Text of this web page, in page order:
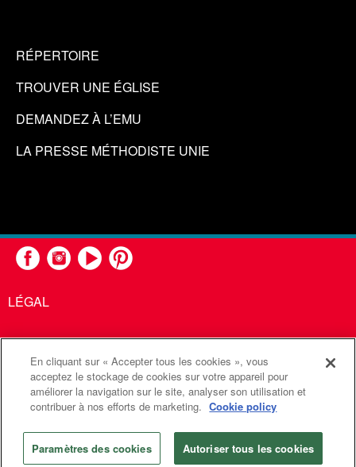
RÉPERTOIRE
TROUVER UNE ÉGLISE
DEMANDEZ À L’EMU
LA PRESSE MÉTHODISTE UNIE
LÉGAL
United Methodist Communications est une agence de l'Église
Méthodiste Unie
Communications Méthodistes Unies. Tous droits
réservés
En cliquant sur « Accepter tous les cookies », vous
acceptez le stockage de cookies sur votre appareil pour
améliorer la navigation sur le site, analyser son utilisation et
contribuer à nos efforts de marketing. Cookie policy
Paramètres des cookies Autoriser tous les cookies